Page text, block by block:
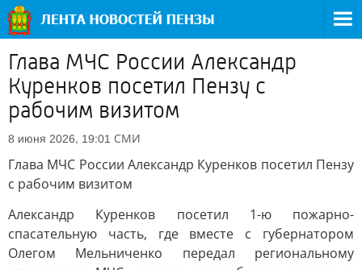
Глава МЧС России Александр
Куренков посетил Пензу с
рабочим визитом
8 июня 2026, 19:01 СМИ
Глава МЧС России Александр Куренков посетил Пензу
с рабочим визитом
Александр Куренков посетил 1-ю пожарно-
спасательную часть, где вместе с губернатором
Олегом Мельниченко передал региональному